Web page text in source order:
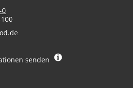
0
senden